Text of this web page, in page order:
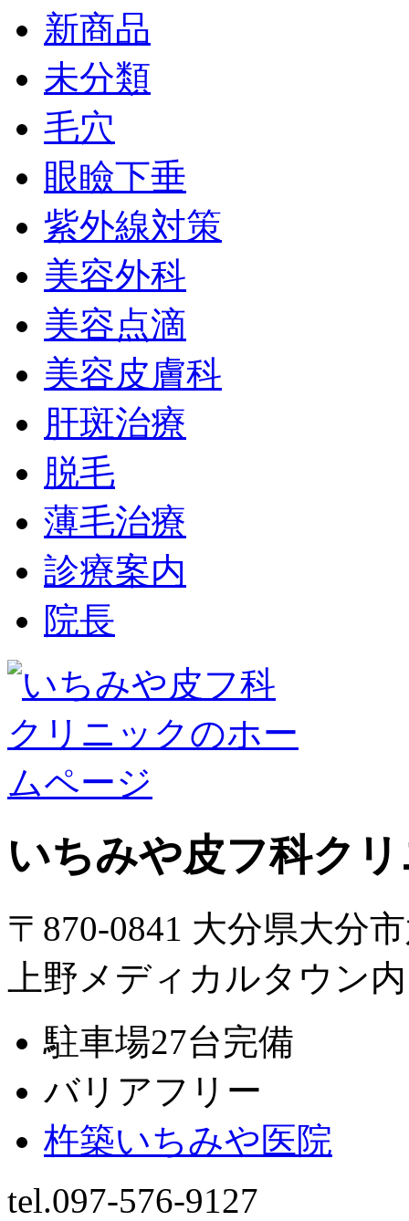
新商品
未分類
毛穴
眼瞼下垂
紫外線対策
美容外科
美容点滴
美容皮膚科
肝斑治療
脱毛
薄毛治療
診療案内
院長
いちみや皮フ科ク
〒870-0841 大分県大分
上野メディカルタウン内
駐車場27台完備
バリアフリー
杵築いちみや医院
tel.097-576-9127